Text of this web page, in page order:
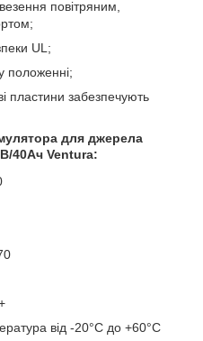
повітряним,
UL;
положенні;
пластини забезпечують
для джерела
40Ач Ventura:
від -20°С до +60°С